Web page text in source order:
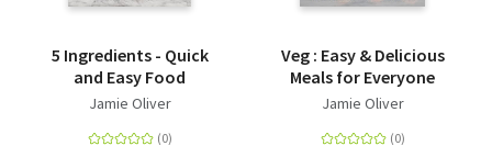
5 Ingredients - Quick
and Easy Food
Jamie Oliver
Veg : Easy & Delicious
Meals for Everyone
Jamie Oliver